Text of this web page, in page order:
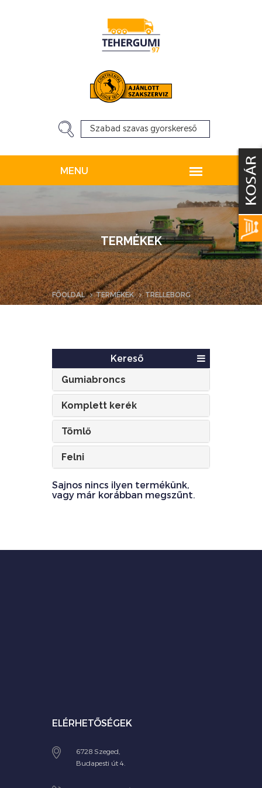
TERMÉKEK
FŐOLDAL TERMÉKEK TRELLEBORG
Kereső
Gumiabroncs
Komplett kerék
Tömlő
Felni
Sajnos nincs ilyen termékünk,
vagy már korábban megszűnt.
ELÉRHETŐSÉGEK
6728 Szeged,
Budapesti út 4.